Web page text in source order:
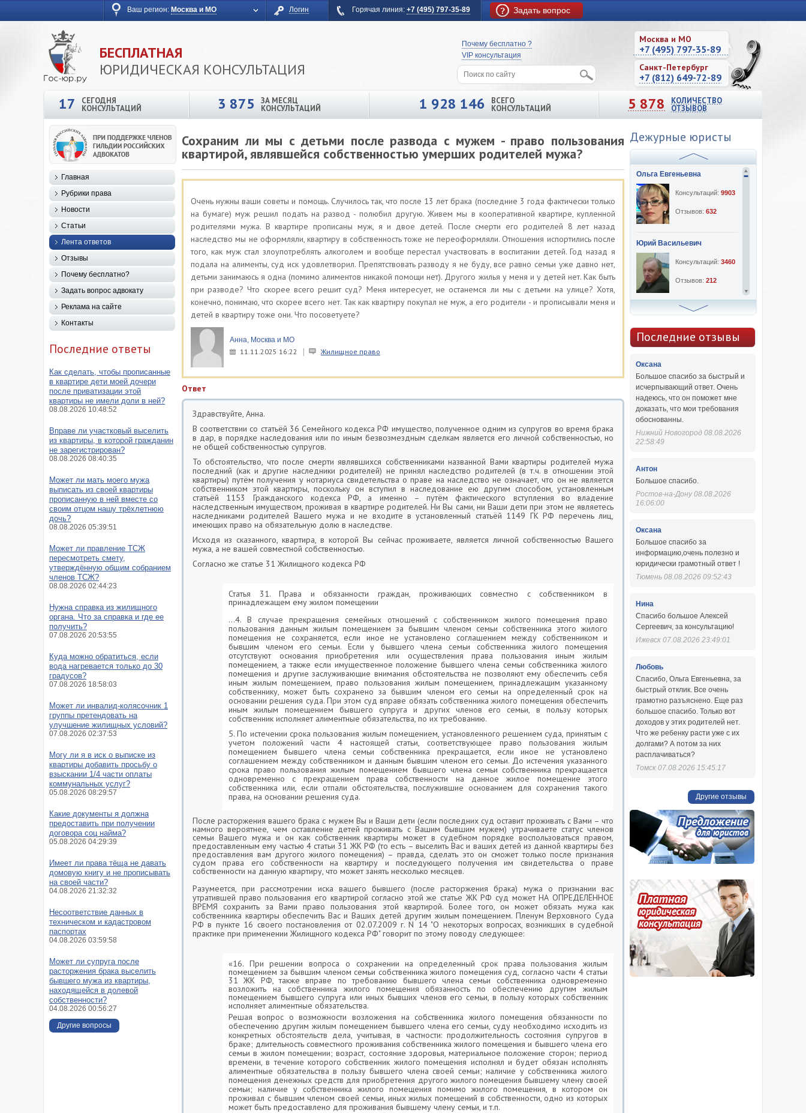
Ваш регион: Москва и МО Логин Горячая линия: +7 (495) 797-35-89 Задать вопрос
БЕСПЛАТНАЯ
ЮРИДИЧЕСКАЯ КОНСУЛЬТАЦИЯ
Москва и МО
+7 (495) 797-35-89
Санкт-Петербург
+7 (812) 649-72-89
Почему бесплатно ?
VIP консультация
17 СЕГОДНЯ
КОНСУЛЬТАЦИЙ 3 875 ЗА МЕСЯЦ
КОНСУЛЬТАЦИЙ 1 928 146 ВСЕГО
КОНСУЛЬТАЦИЙ 5 878 КОЛИЧЕСТВО
ОТЗЫВОВ
Сохраним ли мы с детьми после развода с мужем - право пользования
квартирой, являвшейся собственностью умерших родителей мужа?
Очень нужны ваши советы и помощь. Случилось так, что после 13 лет брака (последние 3 года фактически только
на бумаге) муж решил подать на развод - полюбил другую. Живем мы в кооперативной квартире, купленной
родителями мужа. В квартире прописаны муж, я и двое детей. После смерти его родителей 8 лет назад
наследство мы не оформляли, квартиру в собственность тоже не переоформляли. Отношения испортились после
того, как муж стал злоупотреблять алкоголем и вообще перестал участвовать в воспитании детей. Год назад я
подала на алименты, суд иск удовлетворил. Препятствовать разводу я не буду, все равно семьи уже давно нет,
детьми занимаюсь я одна (помимо алиментов никакой помощи нет). Другого жилья у меня и у детей нет. Как быть
при разводе? Что скорее всего решит суд? Меня интересует, не останемся ли мы с детьми на улице? Хотя,
конечно, понимаю, что скорее всего нет. Так как квартиру покупал не муж, а его родители - и прописывали меня и
детей в квартиру тоже они. Что посоветуете?
Анна, Москва и МО
11.11.2025 16:22 Жилищное право
Ответ
Здравствуйте, Анна.
В соответствии со статьёй 36 Семейного кодекса РФ имущество, полученное одним из супругов во время брака
в дар, в порядке наследования или по иным безвозмездным сделкам является его личной собственностью, но
не общей собственностью супругов.
То обстоятельство, что после смерти являвшихся собственниками названной Вами квартиры родителей мужа
последний (как и другие наследники родителей) не принял наследство родителей (в т.ч. в отношении этой
квартиры) путём получения у нотариуса свидетельства о праве на наследство не означает, что он не является
собственником этой квартиры, поскольку он вступил в наследование ею другим способом, установленным
статьёй 1153 Гражданского кодекса РФ, а именно – путём фактического вступления во владение
наследственным имуществом, проживая в квартире родителей. Ни Вы сами, ни Ваши дети при этом не являетесь
наследниками родителей Вашего мужа и не входите в установленный статьёй 1149 ГК РФ перечень лиц,
имеющих право на обязательную долю в наследстве.
Исходя из сказанного, квартира, в которой Вы сейчас проживаете, является личной собственностью Вашего
мужа, а не вашей совместной собственностью.
Согласно же статье 31 Жилищного кодекса РФ
Статья 31. Права и обязанности граждан, проживающих совместно с собственником в
принадлежащем ему жилом помещении
…4. В случае прекращения семейных отношений с собственником жилого помещения право
пользования данным жилым помещением за бывшим членом семьи собственника этого жилого
помещения не сохраняется, если иное не установлено соглашением между собственником и
бывшим членом его семьи. Если у бывшего члена семьи собственника жилого помещения
отсутствуют основания приобретения или осуществления права пользования иным жилым
помещением, а также если имущественное положение бывшего члена семьи собственника жилого
помещения и другие заслуживающие внимания обстоятельства не позволяют ему обеспечить себя
иным жилым помещением, право пользования жилым помещением, принадлежащим указанному
собственнику, может быть сохранено за бывшим членом его семьи на определенный срок на
основании решения суда. При этом суд вправе обязать собственника жилого помещения обеспечить
иным жилым помещением бывшего супруга и других членов его семьи, в пользу которых
собственник исполняет алиментные обязательства, по их требованию.
5. По истечении срока пользования жилым помещением, установленного решением суда, принятым с
учетом положений части 4 настоящей статьи, соответствующее право пользования жилым
помещением бывшего члена семьи собственника прекращается, если иное не установлено
соглашением между собственником и данным бывшим членом его семьи. До истечения указанного
срока право пользования жилым помещением бывшего члена семьи собственника прекращается
одновременно с прекращением права собственности на данное жилое помещение этого
собственника или, если отпали обстоятельства, послужившие основанием для сохранения такого
права, на основании решения суда.
После расторжения вашего брака с мужем Вы и Ваши дети (если последних суд оставит проживать с Вами – что
намного вероятнее, чем оставление детей проживать с Вашим бывшим мужем) утрачиваете статус членов
семьи Вашего мужа и он как собственник квартиры может в судебном порядке воспользоваться правом,
предоставленным ему частью 4 статьи 31 ЖК РФ (то есть – выселить Вас и ваших детей из данной квартиры без
предоставления вам другого жилого помещения) – правда, сделать это он сможет только после признания
судом права его собственности на квартиру и последующего получения им свидетельства о праве
собственности на данную квартиру, что может занять несколько месяцев.
Разумеется, при рассмотрении иска вашего бывшего (после расторжения брака) мужа о признании вас
утратившей право пользования его квартирой согласно этой же статье ЖК РФ суд может НА ОПРЕДЕЛЁННОЕ
ВРЕМЯ сохранить за Вами право пользования этой квартирой. Более того, он может обязать мужа как
собственника квартиры обеспечить Вас и Ваших детей другим жилым помещением. Пленум Верховного Суда
РФ в пункте 16 своего постановления от 02.07.2009 г. N 14 "О некоторых вопросах, возникших в судебной
практике при применении Жилищного кодекса РФ" говорит по этому поводу следующее:
«16. При решении вопроса о сохранении на определенный срок права пользования жилым
помещением за бывшим членом семьи собственника жилого помещения суд, согласно части 4 статьи
31 ЖК РФ, также вправе по требованию бывшего члена семьи собственника одновременно
возложить на собственника жилого помещения обязанность по обеспечению другим жилым
помещением бывшего супруга или иных бывших членов его семьи, в пользу которых собственник
исполняет алиментные обязательства.
Решая вопрос о возможности возложения на собственника жилого помещения обязанности по
обеспечению другим жилым помещением бывшего члена его семьи, суду необходимо исходить из
конкретных обстоятельств дела, учитывая, в частности: продолжительность состояния супругов в
браке; длительность совместного проживания собственника жилого помещения и бывшего члена его
семьи в жилом помещении; возраст, состояние здоровья, материальное положение сторон; период
времени, в течение которого собственник жилого помещения исполнял и будет обязан исполнять
алиментные обязательства в пользу бывшего члена своей семьи; наличие у собственника жилого
помещения денежных средств для приобретения другого жилого помещения бывшему члену своей
семьи; наличие у собственника жилого помещения помимо жилого помещения, в котором он
проживал с бывшим членом своей семьи, иных жилых помещений в собственности, одно из которых
может быть предоставлено для проживания бывшему члену семьи, и т.п.
Главная
Рубрики права
Новости
Статьи
Лента ответов
Отзывы
Почему бесплатно?
Задать вопрос адвокату
Реклама на сайте
Контакты
Последние ответы
Как сделать, чтобы прописанные
в квартире дети моей дочери
после приватизации этой
квартиры не имели доли в ней?
08.08.2026 10:48:52
Вправе ли участковый выселить
из квартиры, в которой гражданин
не зарегистрирован?
08.08.2026 08:40:35
Может ли мать моего мужа
выписать из своей квартиры
прописанную в ней вместе со
своим отцом нашу трёхлетнюю
дочь?
08.08.2026 05:39:51
Может ли правление ТСЖ
пересмотреть смету,
утверждённую общим собранием
членов ТСЖ?
08.08.2026 02:44:23
Нужна справка из жилищного
органа. Что за справка и где ее
получить?
07.08.2026 20:53:55
Куда можно обратиться, если
вода нагревается только до 30
градусов?
07.08.2026 18:58:03
Может ли инвалид-колясочник 1
группы претендовать на
улучшение жилищных условий?
07.08.2026 02:37:53
Могу ли я в иск о выписке из
квартиры добавить просьбу о
взыскании 1/4 части оплаты
коммунальных услуг?
05.08.2026 08:29:57
Какие документы я должна
предоставить при получении
договора соц найма?
05.08.2026 04:29:39
Имеет ли права тёща не давать
домовую книгу и не прописывать
на своей части?
04.08.2026 21:32:32
Несоответствие данных в
техническом и кадастровом
паспортах
04.08.2026 03:59:58
Может ли супруга после
расторжения брака выселить
бывшего мужа из квартиры,
находящейся в долевой
собственности?
04.08.2026 00:56:27
Другие вопросы
Дежурные юристы
Ольга Евгеньевна
Консультаций: 9903
Отзывов: 632
Юрий Васильевич
Консультаций: 3460
Отзывов: 212
Алексей Сергеевич
Отзывов:47
Последние отзывы
Оксана
Большое спасибо за быстрый и
исчерпывающий ответ. Очень
надеюсь, что он поможет мне
доказать, что мои требования
обоснованны.
Нижний Новогород 08.08.2026
22:58:49
Антон
Большое спасибо.
Ростов-на-Дону 08.08.2026
16:06:00
Оксана
Большое спасибо за
информацию,очень полезно и
юридически грамотный ответ !
Тюмень 08.08.2026 09:52:43
Нина
Спасибо большое Алексей
Сергеевич, за консультацию!
Ижевск 07.08.2026 23:49:01
Любовь
Спасибо, Ольга Евгеньевна, за
быстрый отклик. Все очень
грамотно разъяснено. Еще раз
большое спасибо. Только вот
доходов у этих родителей нет.
Что же ребенку расти уже с их
долгами? А потом за них
расплачиваться?
Томск 07.08.2026 15:45:17
Другие отзывы